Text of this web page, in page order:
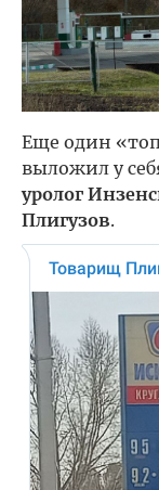
Еще один
выложил у
уролог
Плигузов.